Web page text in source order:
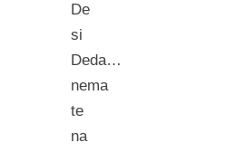
De
si
Deda…
nema
te
na